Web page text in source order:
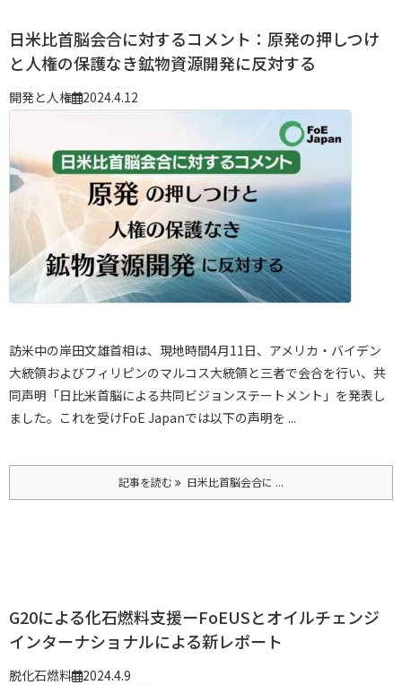
日米比首脳会合に対するコメント：原発の押しつけ
と人権の保護なき鉱物資源開発に反対する
開発と人権 2024.4.12
訪米中の岸田文雄首相は、現地時間4月11日、アメリカ・バイデン
大統領およびフィリピンのマルコス大統領と三者で会合を行い、共
同声明「日比米首脳による共同ビジョンステートメント」を発表し
ました。これを受けFoE Japanでは以下の声明を ...
記事を読む 日米比首脳会合に ...
G20による化石燃料支援ーFoEUSとオイルチェンジ
インターナショナルによる新レポート
脱化石燃料 2024.4.9